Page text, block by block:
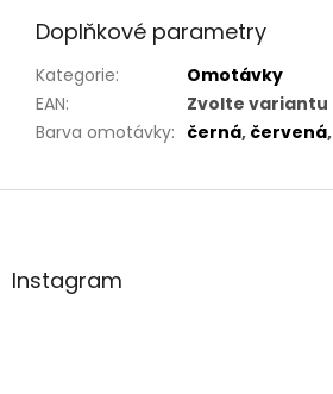
Doplňkové parametry
Kategorie:
Omotávky
EAN:
Zvolte variantu
Barva omotávky: černá, červená,
Z
aInstagram